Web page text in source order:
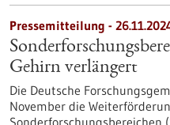
Pressemitteilung -
Gehirn verlängert
Die Deutsche
November die
Sonderforschungsbereichen